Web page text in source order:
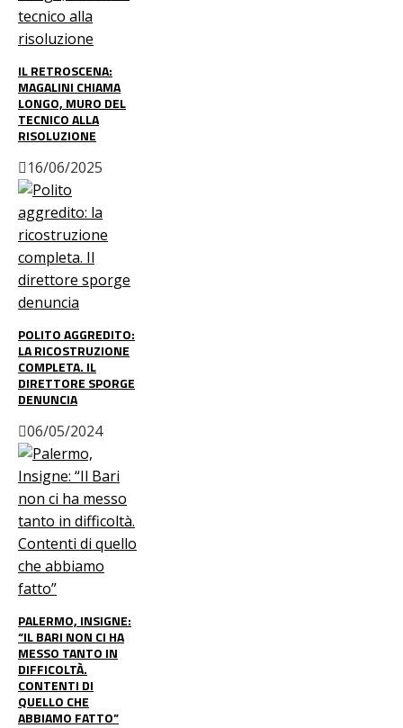
IL RETROSCENA:
MAGALINI CHIAMA
LONGO, MURO DEL
TECNICO ALLA
RISOLUZIONE
16/06/2025
POLITO AGGREDITO:
LA RICOSTRUZIONE
COMPLETA. IL
DIRETTORE SPORGE
DENUNCIA
06/05/2024
PALERMO, INSIGNE:
“IL BARI NON CI HA
MESSO TANTO IN
DIFFICOLTÀ.
CONTENTI DI
QUELLO CHE
ABBIAMO FATTO”